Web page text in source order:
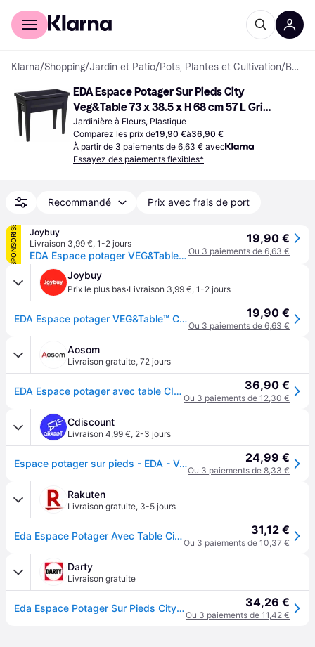
Acheter avec Klarna
Klarna/Shopping/Jardin et Patio/Pots, Plantes et Cultivation/ Bacs à Plantes Extérieur
EDA Espace Potager Sur Pieds City
Veg&Table 73 x 38.5 x H 68 cm 57 L Gris
Anthracite
Jardinière à Fleurs, Plastique
Comparez les prix de19,90 €à36,90 €
À partir de 3 paiements de 6,63 € avec
Essayez des paiements flexibles*
Recommandé Prix avec frais de port
SPONSORISÉ
Joybuy
Livraison 3,99 €, 1-2 jours
EDA Espace potager VEG&Table™ CITY Gris anthracite Avec zone de rétention d'eau - pieds avec tampons amovibles pour évacuation trop plein Dim 76 x 38,5 x 68 cm Volume 57 L
19,90 €
Ou 3 paiements de 6,63 €
Joybuy
Prix le plus bas·Livraison 3,99 €, 1-2 jours
EDA Espace potager VEG&Table™ CITY Gris anthracite Avec zone de rétention d'eau - pieds avec tampons amovibles pour évacuation trop plein Dim 76 x 38,5 x 68 cm Volume 57 L 19,90 €
Ou 3 paiements de 6,63 €
Aosom
Livraison gratuite, 72 jours
EDA Espace potager avec table CITY VEG&TABLE - 57 L - 76 x 38,5 x H 68 cm - Gris anthracite 36,90 €
Ou 3 paiements de 12,30 €
Cdiscount
Livraison 4,99 €, 2-3 jours
Espace potager sur pieds - EDA - Veg&Table City - 57 L - Table de culture sur pieds - 76 x 385 x H. 68 cm - Gris Anthracite 24,99 €
Ou 3 paiements de 8,33 €
Rakuten
Livraison gratuite, 3-5 jours
Eda Espace Potager Avec Table City Végétable 73x38,5x68cm - Contenance 57l - Gris Anthracite 31,12 €
Ou 3 paiements de 10,37 €
Darty
Livraison gratuite
Eda Espace Potager Sur Pieds City Veg&Table - 76 X 38,5 X H 68 Cm - 57 L - Gris Anthracite 34,26 €
Ou 3 paiements de 11,42 €